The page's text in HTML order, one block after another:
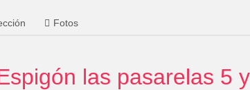
Fotos
las pasarelas 5